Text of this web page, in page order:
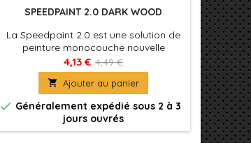
SPEEDPAINT 2.0 DARK WOOD
La Speedpaint 2.0 est une solution de
peinture monocouche nouvelle
formule. Appliquez simplement une
couche de Speedpaint directement sur
votre figurine et le tour est joué ! La
Speedpaint produira à la fois un
ombrage, une couleur intense et un
effet d'éclaircissement en une seule
application.
4,13 € 4,49 €
 Ajouter au panier
 Généralement expédié sous 2 à 3
jours ouvrés